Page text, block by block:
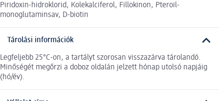
Piridoxin-hidroklorid, Kolekalciferol, Fillokinon, Pteroil-
monoglutaminsav, D-biotin
Tárolási információk
Legfeljebb 25°C-on, a tartályt szorosan visszazárva tárolandó.
Minőségét megőrzi a doboz oldalán jelzett hónap utolsó napjáig
(hó/év).